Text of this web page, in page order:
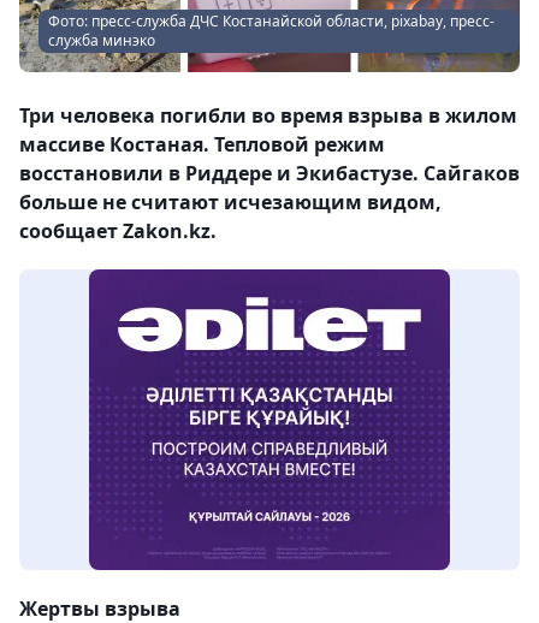
Фото: пресс-служба ДЧС Костанайской области, pixabay, пресс-
служба минэко
Три человека погибли во время взрыва в жилом
массиве Костаная. Тепловой режим
восстановили в Риддере и Экибастузе. Сайгаков
больше не считают исчезающим видом,
сообщает Zakon.kz.
Жертвы взрыва